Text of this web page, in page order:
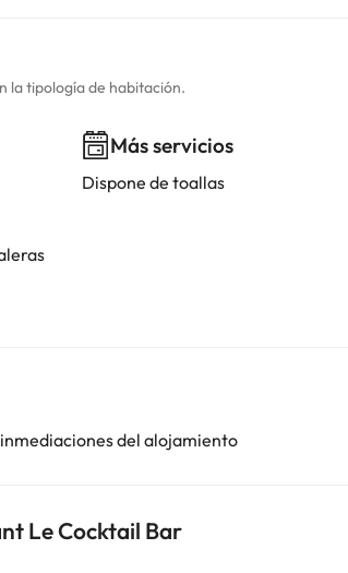
la tipología de habitación.
Más servicios
Dispone de toallas
del alojamiento
Le Cocktail Bar